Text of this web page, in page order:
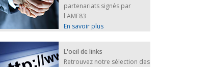
partenariats signés par
l'AMF83
En savoir plus
L'oeil de links
Retrouvez notre sélection des